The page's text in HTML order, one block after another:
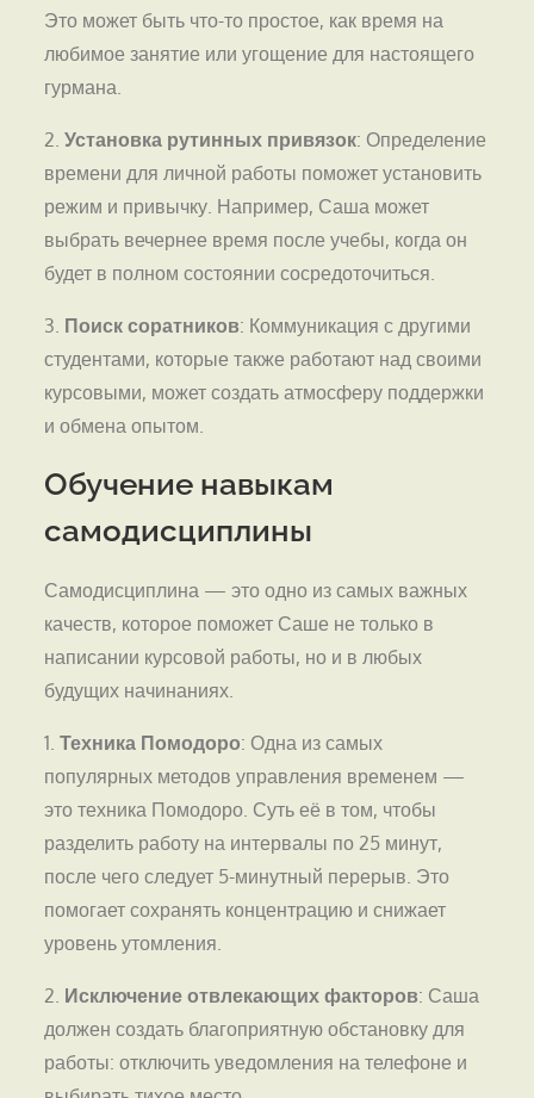
Это может быть что-то простое, как время на
любимое занятие или угощение для настоящего
гурмана.
2.Установка рутинных привязок: Определение
времени для личной работы поможет установить
режим и привычку. Например, Саша может
выбрать вечернее время после учебы, когда он
будет в полном состоянии сосредоточиться.
3. Поиск соратников: Коммуникация с другими
студентами, которые также работают над своими
курсовыми, может создать атмосферу поддержки
и обмена опытом.
Обучение навыкам
самодисциплины
Самодисциплина — это одно из самых важных
качеств, которое поможет Саше не только в
написании курсовой работы, но и в любых
будущих начинаниях.
1.Техника Помодоро: Одна из самых
популярных методов управления временем —
это техника Помодоро. Суть её в том, чтобы
разделить работу на интервалы по 25 минут,
после чего следует 5-минутный перерыв. Это
помогает сохранять концентрацию и снижает
уровень утомления.
2. Исключение отвлекающих факторов: Саша
должен создать благоприятную обстановку для
работы: отключить уведомления на телефоне и